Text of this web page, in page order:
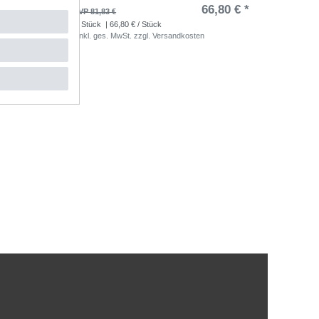
€ * UVP 81,83 € 66,80 € *
Stück
| 66,80 € / Stück
inkl. ges. MwSt. zzgl.Versandkosten